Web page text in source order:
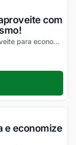
com
Desfrute das melhores vantagens e aproveite para economizar!
e economize